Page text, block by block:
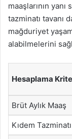
maaşlarının yanı
tazminatı tavanı
mağduriyet
alabilmelerini
Hesaplama
Brüt Aylık Maaş
Kıdem